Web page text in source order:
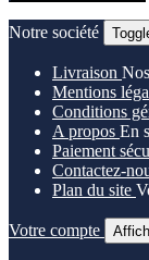
Notre société
Livraison
Mentions
Conditions
A propos En
Paiement
Contactez-
Plan du site
Votre compte